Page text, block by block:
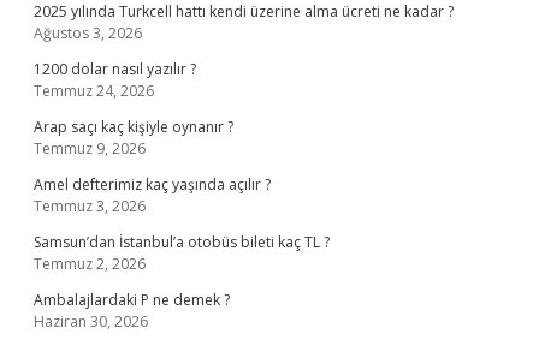
2025 yılında Turkcell hattı kendi üzerine alma ücreti ne kadar ?
Ağustos 3, 2026
1200 dolar nasıl yazılır ?
Temmuz 24, 2026
Arap saçı kaç kişiyle oynanır ?
Temmuz 9, 2026
Amel defterimiz kaç yaşında açılır ?
Temmuz 3, 2026
Samsun’dan İstanbul’a otobüs bileti kaç TL ?
Temmuz 2, 2026
Ambalajlardaki P ne demek ?
Haziran 30, 2026